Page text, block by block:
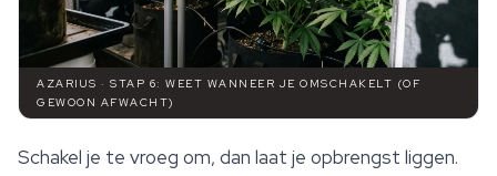
AZARIUS · STAP 6: WEET WANNEER JE OMSCHAKELT (OF
GEWOON AFWACHT)
Schakel je te vroeg om, dan laat je opbrengst liggen.